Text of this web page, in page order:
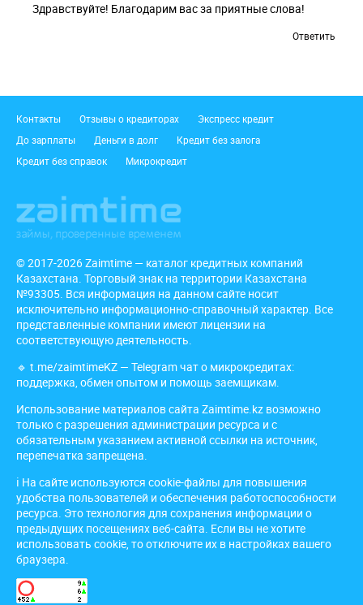
Здравствуйте! Благодарим вас за приятные слова!
Ответить
Подвал
Контакты Отзывы о кредиторах
Экспресс кредит
До зарплаты
Деньги в долг
Кредит без залога
Кредит без справок
Микрокредит
© 2017-2026 Zaimtime — каталог кредитных компаний
Казахстана. Торговый знак на территории Казахстана
№93305. Вся информация на данном сайте носит
исключительно информационно-справочный характер. Все
представленные компании имеют лицензии на
соответствующую деятельность.
🔹 t.me/zaimtimeKZ — Telegram чат о микрокредитах:
поддержка, обмен опытом и помощь заемщикам.
Использование материалов сайта Zaimtime.kz возможно
только с разрешения администрации ресурса и с
обязательным указанием активной ссылки на источник,
перепечатка запрещена.
ℹ️ На сайте используются cookie-файлы для повышения
удобства пользователей и обеспечения работоспособности
ресурса. Это технология для сохранения информации о
предыдущих посещениях веб-сайта. Если вы не хотите
использовать cookie, то отключите их в настройках вашего
браузера.